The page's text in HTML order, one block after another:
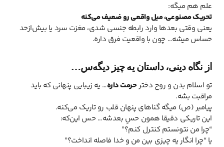
علم هم میگه:
تحریک مصنوعی، میل واقعی رو ضعیف می‌کنه
یعنی وقتی بعدها وارد رابطه جنسی شدی، مغزت سرد یا بیش‌ازحد
حساس میشه… چون با واقعیت فرق داره.
از نگاه دینی، داستان یه چیز دیگه‌س…
تو اسلام بدن و روح دخترحرمت داره… یه زیبایی پنهانی که باید
مراقبت بشه.
پیامبر (ص) میگه گناهای پنهان قلب رو تاریک می‌کنه.
این تاریکی دقیقا همون حسِ بعدشه… حس این‌که:
“چرا من نتونستم کنترل کنم؟”
یا “چرا انگار یه چیزی بین من و خدا فاصله انداخت؟”